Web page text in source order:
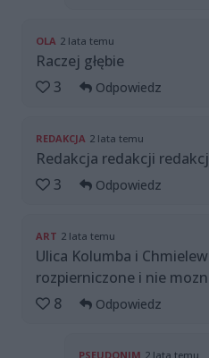
OLA 2 lata temu
Raczej głębie
3
Odpowiedz
REDAKCJA 2 lata temu
Redakcja redakcji
3
Odpowiedz
ART 2 lata temu
Ulica Kolumba i
rozpierniczone i nie
8
Odpowiedz
PSEUDONIM 2 lata temu